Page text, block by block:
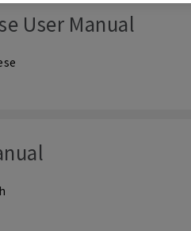
User Manual